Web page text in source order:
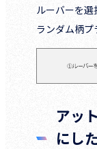
ルーバーを
ランダム柄プ
アッ
にし